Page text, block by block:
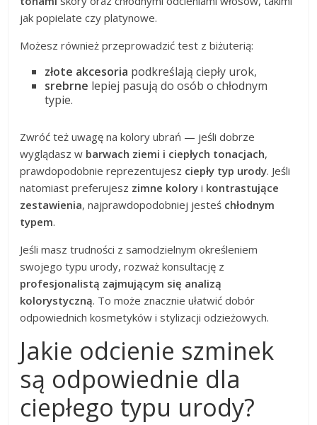
jak popielate czy platynowe.
Możesz również przeprowadzić test z biżuterią:
złote akcesoria podkreślają ciepły urok,
srebrne lepiej pasują do osób o chłodnym
typie.
Zwróć też uwagę na kolory ubrań — jeśli dobrze
wyglądasz w barwach ziemi i ciepłych tonacjach,
prawdopodobnie reprezentujesz ciepły typ urody. Jeśli
natomiast preferujesz zimne kolory i kontrastujące
zestawienia, najprawdopodobniej jesteś chłodnym
typem.
Jeśli masz trudności z samodzielnym określeniem
swojego typu urody, rozważ konsultację z
profesjonalistą zajmującym się analizą
kolorystyczną. To może znacznie ułatwić dobór
odpowiednich kosmetyków i stylizacji odzieżowych.
Jakie odcienie szminek
są odpowiednie dla
ciepłego typu urody?